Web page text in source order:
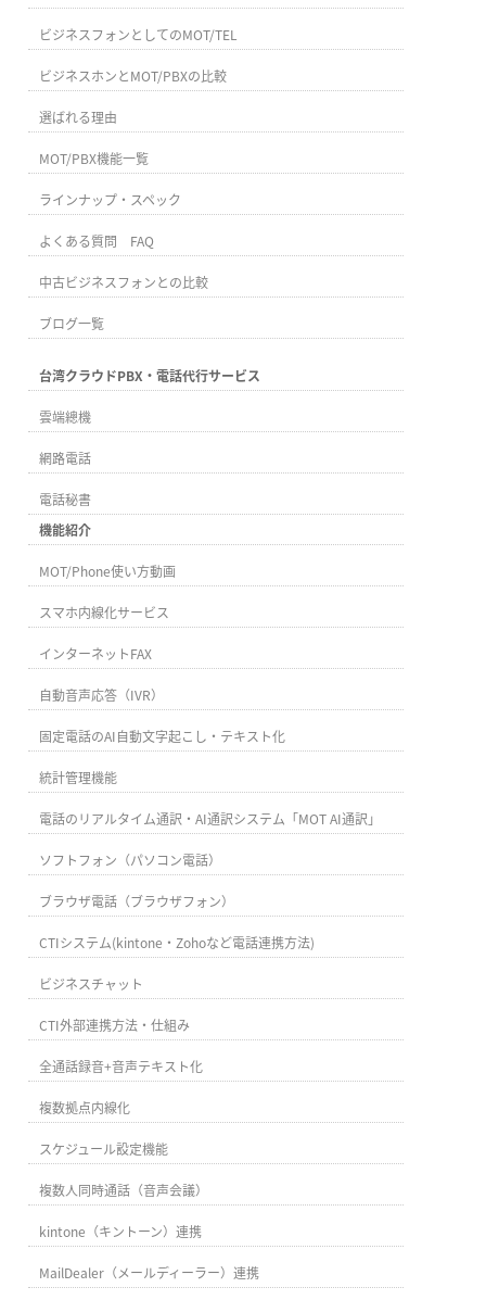
ビジネスフォンとしてのMOT/TEL
ビジネスホンとMOT/PBXの比較
選ばれる理由
MOT/PBX機能一覧
ラインナップ・スペック
よくある質問 FAQ
中古ビジネスフォンとの比較
ブログ一覧
台湾クラウドPBX・電話代行サービス
雲端總機
網路電話
電話秘書
機能紹介
MOT/Phone使い方動画
スマホ内線化サービス
インターネットFAX
自動音声応答（IVR）
固定電話のAI自動文字起こし・テキスト化
統計管理機能
電話のリアルタイム通訳・AI通訳システム「MOT AI通訳」
ソフトフォン（パソコン電話）
ブラウザ電話（ブラウザフォン）
CTIシステム(kintone・Zohoなど電話連携方法)
ビジネスチャット
CTI外部連携方法・仕組み
全通話録音+音声テキスト化
複数拠点内線化
スケジュール設定機能
複数人同時通話（音声会議）
kintone（キントーン）連携
MailDealer（メールディーラー）連携